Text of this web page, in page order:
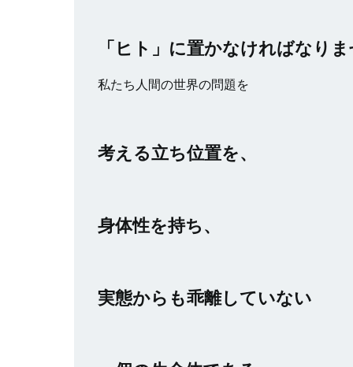
「ヒト」に置かなければなり
私たち人間の世界の問題を
考える立ち位置を、
身体性を持ち、
実態からも乖離していない